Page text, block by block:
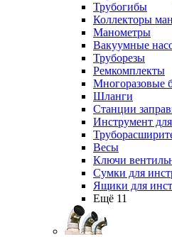
Трубогибы
Коллекторы
Манометры
Вакуумные
Труборезы
Ремкомплекты
Многоразовые
Шланги
Станции
Инструмент
Весы
Ключи
Сумки для
Ящики для
Ещё 11